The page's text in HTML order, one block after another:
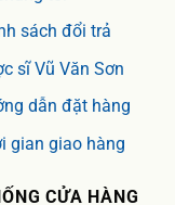
sách đổi trả
sĩ Vũ Văn Sơn
dẫn đặt hàng
gian giao hàng
CỬA HÀNG